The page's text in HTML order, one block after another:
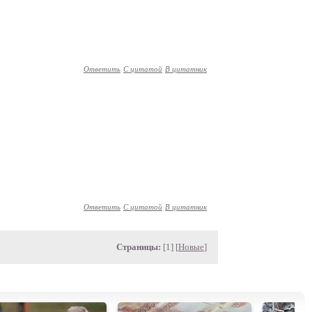
Ответить С цитатой В цитатник
Ответить С цитатой В цитатник
Страницы: [1] [Новые]